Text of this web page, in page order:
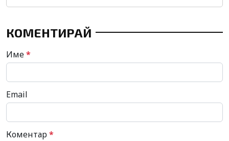
КОМЕНТИРАЙ
Име*
Email
Коментар*